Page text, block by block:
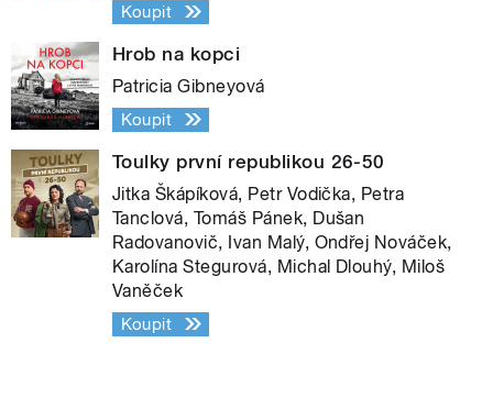
Koupit
Hrob na kopci
Patricia Gibneyová
Koupit
Toulky první republikou 26-50
Jitka Škápíková, Petr Vodička, Petra
Tanclová, Tomáš Pánek, Dušan
Radovanovič, Ivan Malý, Ondřej Nováček,
Karolína Stegurová, Michal Dlouhý, Miloš
Vaněček
Koupit